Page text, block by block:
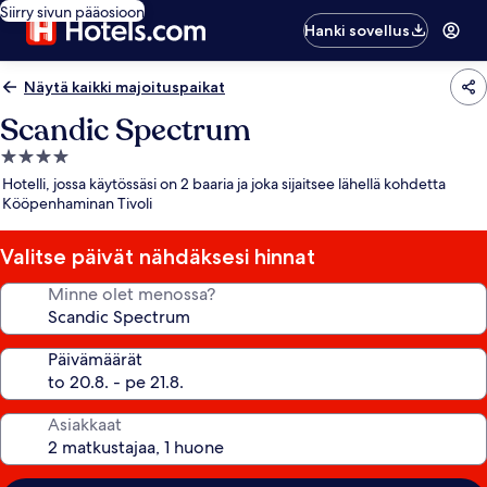
Siirry sivun pääosioon
Hanki sovellus
Näytä kaikki majoituspaikat
Scandic Spectrum
4.0
tähden
majoituspaikka
Hotelli, jossa käytössäsi on 2 baaria ja joka sijaitsee lähellä kohdetta
Kööpenhaminan Tivoli
Valitse päivät nähdäksesi hinnat
Minne olet menossa?
Päivämäärät
Asiakkaat